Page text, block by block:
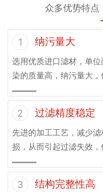
众多优势特点
1 纳污量大
选用优质进口滤材，单
染的质量高，纳污量大，
2 过滤精度稳定
先进的加工工艺，减少
损，从而引起过滤失效，
3 结构完整性高